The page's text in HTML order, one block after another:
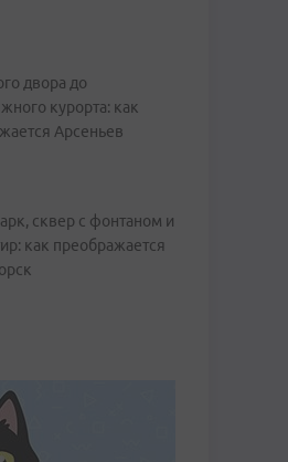
двора до
курорта: как
Арсеньев
сквер с фонтаном и
как преображается